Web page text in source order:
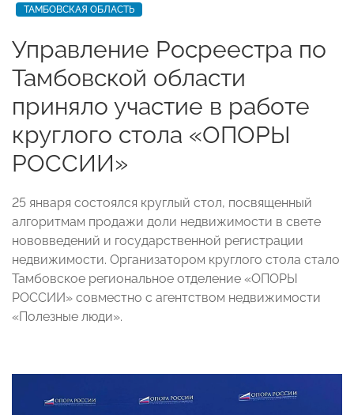
ТАМБОВСКАЯ ОБЛАСТЬ
Управление Росреестра по
Тамбовской области
приняло участие в работе
круглого стола «ОПОРЫ
РОССИИ»
25 января состоялся круглый стол, посвященный
алгоритмам продажи доли недвижимости в свете
нововведений и государственной регистрации
недвижимости. Организатором круглого стола стало
Тамбовское региональное отделение «ОПОРЫ
РОССИИ» совместно с агентством недвижимости
«Полезные люди».